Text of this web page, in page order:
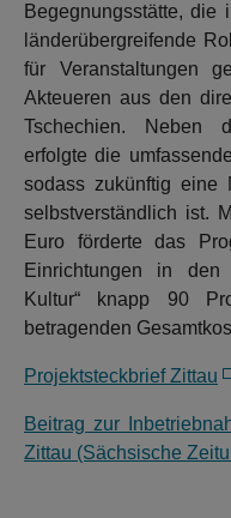
Begegnungsstätte, die
länderübergreifende
für Veranstaltungen
Akteueren aus den
Tschechien. Neben
erfolgte die
sodass zukünftig eine
selbstverständlich ist.
Euro förderte das
Einrichtungen in
Kultur“ knapp 90
betragenden
Projektsteckbrief Zittau
Beitrag zur
Zittau (Sächsische